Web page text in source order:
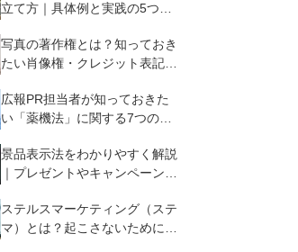
立て方｜具体例と実践の5つの
写真の著作権とは？知っておき
たい肖像権・クレジット表記
利を解説
広報PR担当者が知っておきた
い「薬機法」に関する7つのこ
景品表示法をわかりやすく解説
｜プレゼントやキャンペーン実
おくべき7つのポイント【事例
あり】
ステルスマーケティング（ステ
マ）とは？起こさないために広